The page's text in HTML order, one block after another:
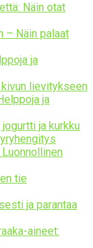
Näin otat
– Näin palaat
ja
lievitykseen
ja
ja kurkku
tie
ja parantaa
aineet: